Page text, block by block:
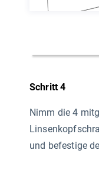
Schritt 4
Nimm die 4
und befestige